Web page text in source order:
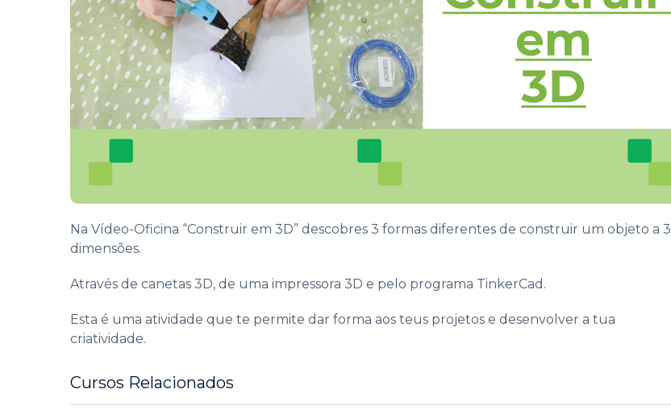
Na Vídeo-Oficina “Construir em 3D” descobres 3 formas diferentes de construir um objeto a 3
dimensões.
Através de canetas 3D, de uma impressora 3D e pelo programa TinkerCad.
Esta é uma atividade que te permite dar forma aos teus projetos e desenvolver a tua
criatividade.
Cursos Relacionados